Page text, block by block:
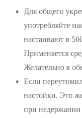
Для общего
употребляйте
настаивают в
Применяется
Желательно в
Если
настойки. Это
при